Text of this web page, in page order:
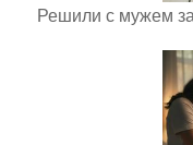
Решили с мужем